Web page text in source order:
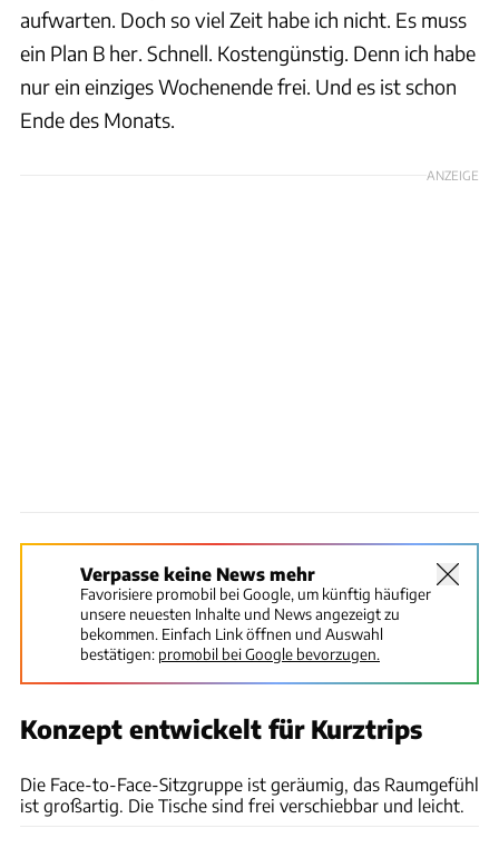
aufwarten. Doch so viel Zeit habe ich nicht. Es muss
ein Plan B her. Schnell. Kostengünstig. Denn ich habe
nur ein einziges Wochenende frei. Und es ist schon
Ende des Monats.
ANZEIGE
Verpasse keine News mehr
Favorisiere promobil bei Google, um künftig häufiger
unsere neuesten Inhalte und News angezeigt zu
bekommen. Einfach Link öffnen und Auswahl
bestätigen: promobil bei Google bevorzugen.
Konzept entwickelt für Kurztrips
Die Face-to-Face-Sitzgruppe ist geräumig, das Raumgefühl
ist großartig. Die Tische sind frei verschiebbar und leicht.